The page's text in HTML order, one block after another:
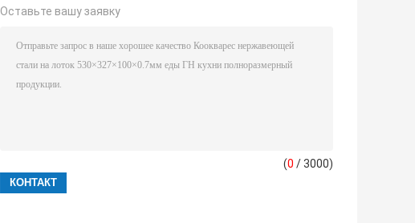
Оставьте вашу заявку
(0 / 3000)